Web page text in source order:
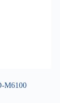
M6100